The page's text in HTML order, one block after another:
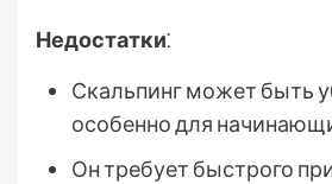
Недостатки⁚
Скальпинг может быть
особенно для
Он требует быстрого